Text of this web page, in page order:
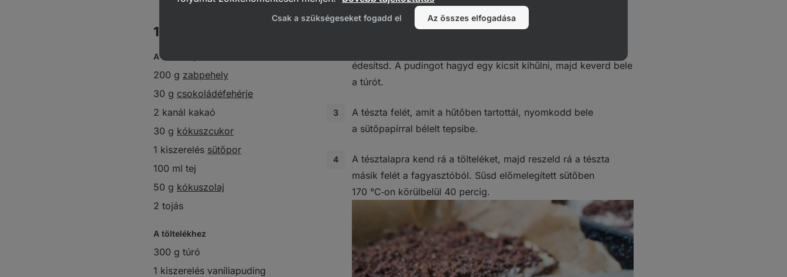
12 adag
A tésztalapra
200 g zabpehely
30 g csokoládéfehérje
2 kanál kakaó
30 g kókuszcukor
1 kiszerelés sütőpor
100 ml tej
50 g kókuszolaj
2 tojás
A töltelékhez
300 g túró
1 kiszerelés vaníliapuding
tedd egy órára hűtőbe, a másikat a fagyasztóba.
Közben készítsd elő a tölteléket. A pudingot a használati
édesítsd. A pudingot hagyd egy kicsit kihűlni, majd keverd bele
a túrót.
A tészta felét, amit a hűtőben tartottál, nyomkodd bele
a sütőpapírral bélelt tepsibe.
A tésztalapra kend rá a tölteléket, majd reszeld rá a tészta
másik felét a fagyasztóból. Süsd előmelegített sütőben
170 °C‑on körülbelül 40 percig.
Csak a szükségeseket fogadd el Az összes elfogadása